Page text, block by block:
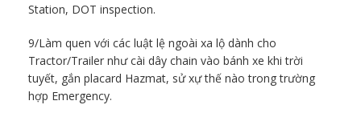
Station, DOT inspection.
9/Làm quen với các luật lệ ngoài xa lộ dành cho
Tractor/Trailer như cài dây chain vào bánh xe khi trời
tuyết, gắn placard Hazmat, sử xự thế nào trong trường
hợp Emergency.